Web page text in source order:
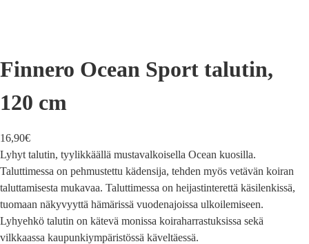
Finnero Ocean Sport talutin,
120 cm
16,90€
Lyhyt talutin, tyylikkäällä mustavalkoisella Ocean kuosilla.
Taluttimessa on pehmustettu kädensija, tehden myös vetävän koiran
taluttamisesta mukavaa. Taluttimessa on heijastinterettä käsilenkissä,
tuomaan näkyvyyttä hämärissä vuodenajoissa ulkoilemiseen.
Lyhyehkö talutin on kätevä monissa koiraharrastuksissa sekä
vilkkaassa kaupunkiympäristössä käveltäessä.